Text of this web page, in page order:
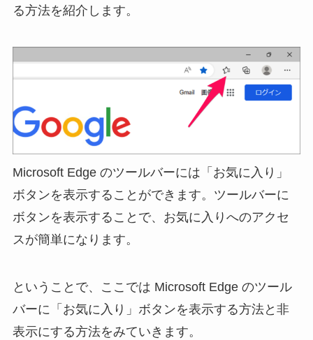
る方法を紹介します。
Microsoft Edge のツールバーには「お気に入り」
ボタンを表示することができます。ツールバーに
ボタンを表示することで、お気に入りへのアクセ
スが簡単になります。
ということで、ここでは Microsoft Edge のツール
バーに「お気に入り」ボタンを表示する方法と非
表示にする方法をみていきます。